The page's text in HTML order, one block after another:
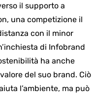
il supporto a
una competizione il
con il minor
di Infobrand
ha anche
del suo brand. Ciò
l’ambiente, ma può